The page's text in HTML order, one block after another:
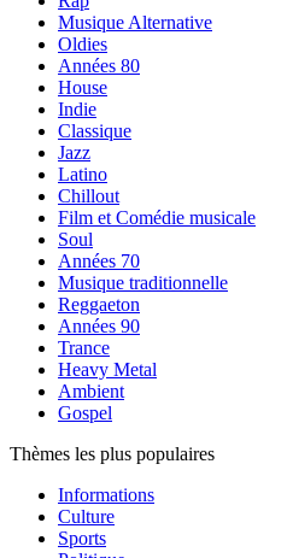
Musique Alternative
Oldies
Années 80
House
Indie
Classique
Jazz
Latino
Chillout
Film et Comédie musicale
Soul
Années 70
Musique traditionnelle
Reggaeton
Années 90
Trance
Heavy Metal
Ambient
Gospel
Thèmes les plus populaires
Informations
Culture
Sports